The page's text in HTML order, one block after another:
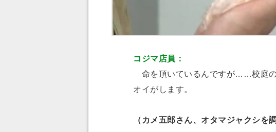
コジマ店員：
命を頂いているんですが……校庭の
オイがします。
（カメ五郎さん、オタマジャクシを